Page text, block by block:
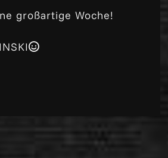
großartige Woche!